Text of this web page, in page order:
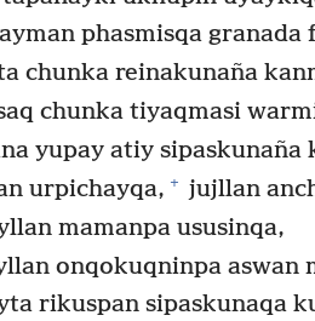
phasmisqa
chunka reinakunaña
chunka tiyaqmasi
yupay atiy sipaskunaña
urpichayqa, + jujllan
mamanpa ususinqa,
onqokuqninpa aswan
rikuspan sipaskunaqa